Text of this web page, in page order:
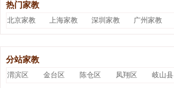
热门家教
北京家教 上海家教 深圳家教 广州家教
分站家教
渭滨区 金台区 陈仓区 凤翔区 岐山县